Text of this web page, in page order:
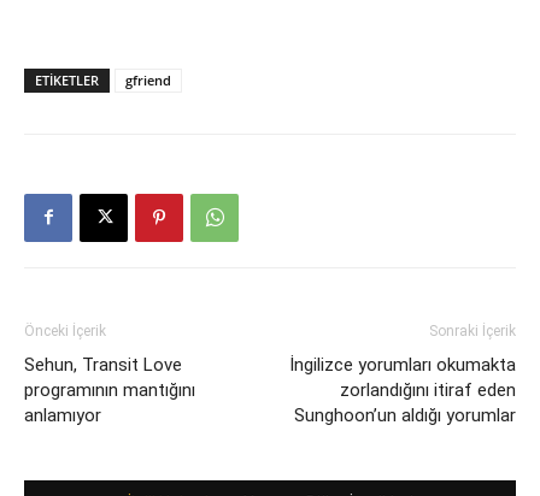
ETIKETLER gfriend
Önceki İçerik
Sehun, Transit Love
programının mantığını
anlamıyor
Sonraki İçerik
İngilizce yorumları okumakta
zorlandığını itiraf eden
Sunghoon’un aldığı yorumlar